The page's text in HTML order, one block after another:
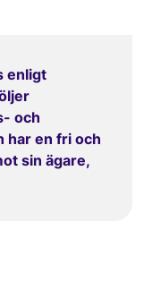
enligt
och
har en fri och
sin ägare,